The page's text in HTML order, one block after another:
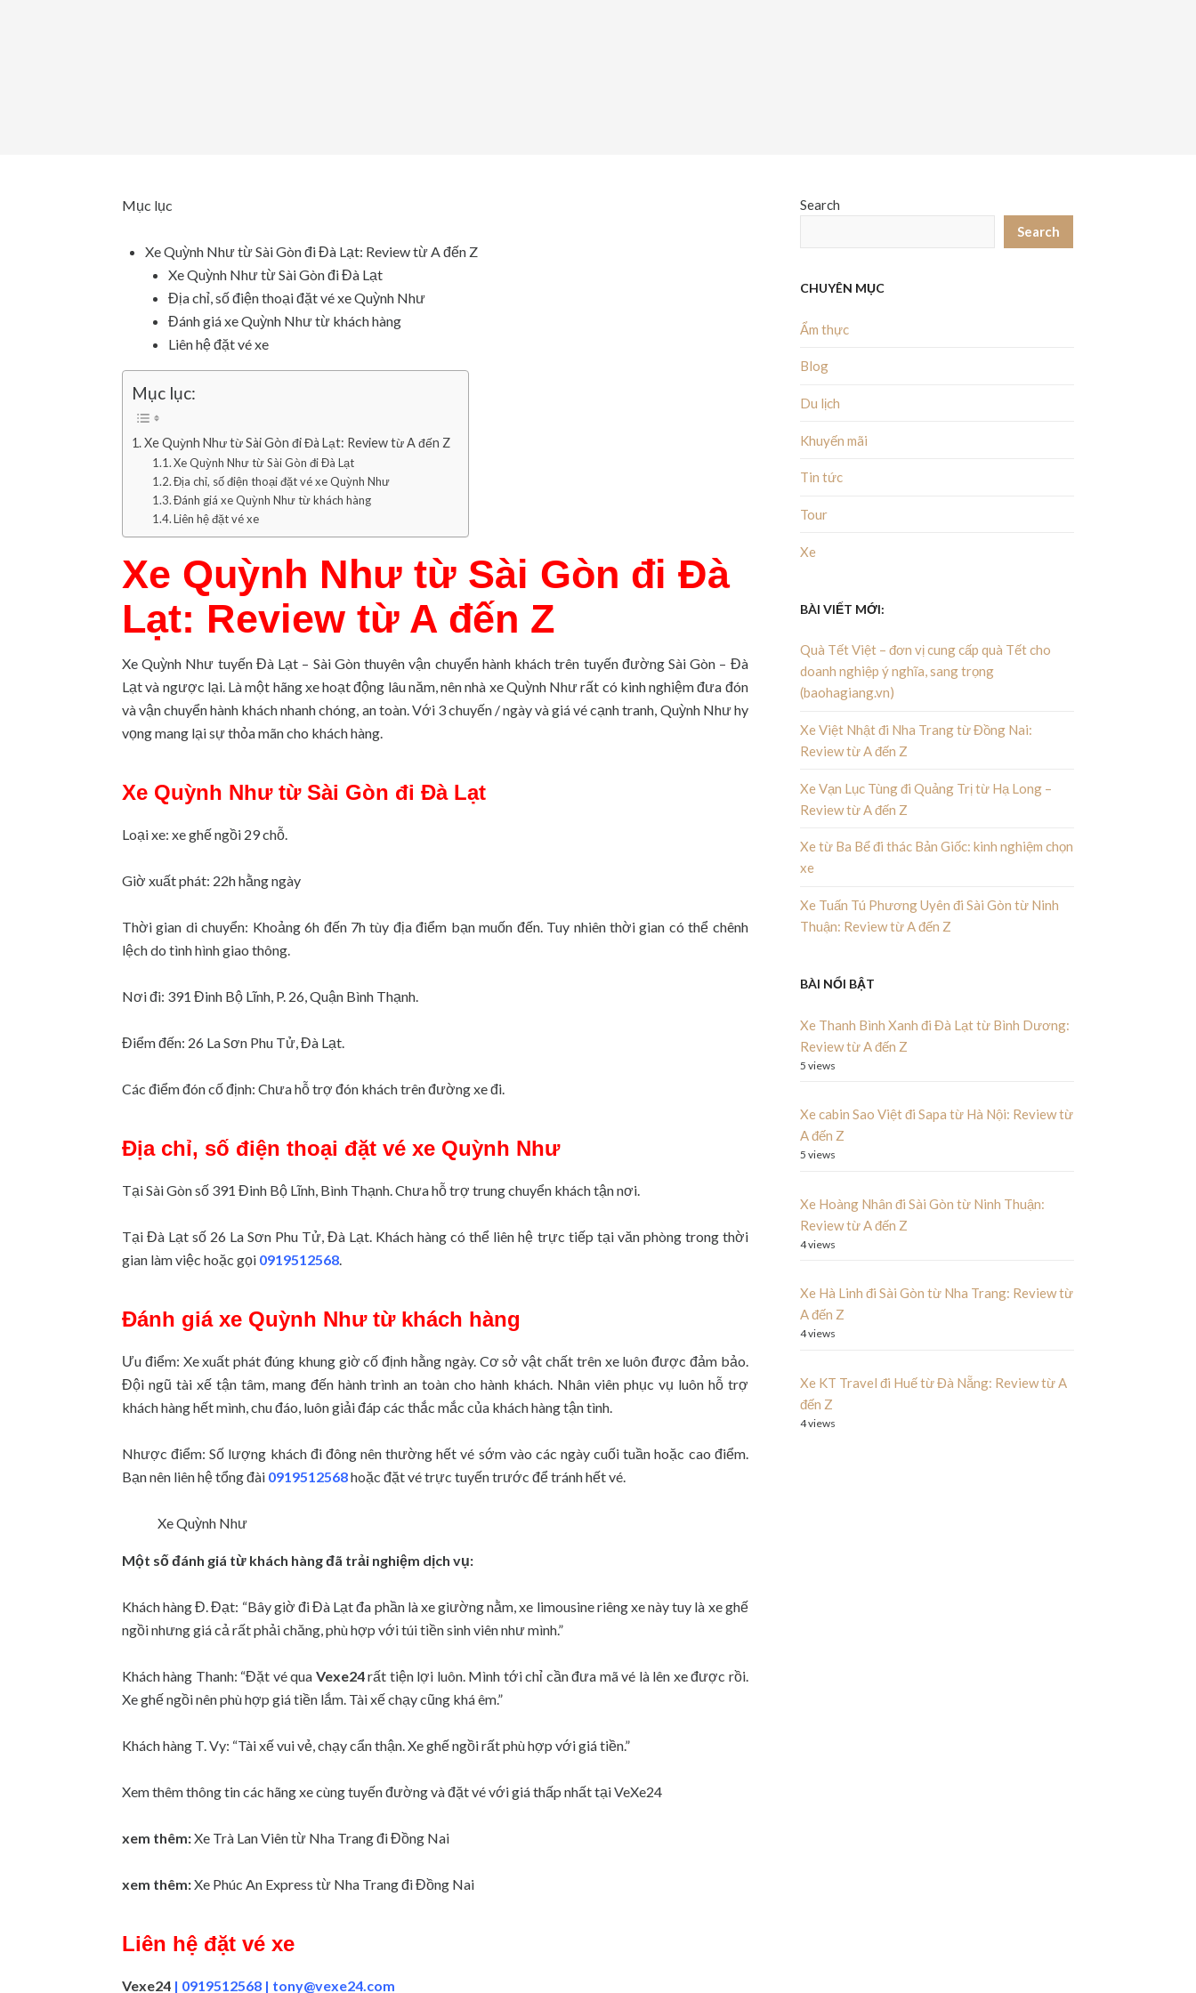
Mục lục
Xe Quỳnh Như từ Sài Gòn đi Đà Lạt: Review từ A đến Z
Xe Quỳnh Như từ Sài Gòn đi Đà Lạt
Địa chỉ, số điện thoại đặt vé xe Quỳnh Như
Đánh giá xe Quỳnh Như từ khách hàng
Liên hệ đặt vé xe
Mục lục:
Xe Quỳnh Như từ Sài Gòn đi Đà Lạt: Review từ A đến Z
Xe Quỳnh Như từ Sài Gòn đi Đà Lạt
Địa chỉ, số điện thoại đặt vé xe Quỳnh Như
Đánh giá xe Quỳnh Như từ khách hàng
Liên hệ đặt vé xe
Xe Quỳnh Như từ Sài Gòn đi Đà
Lạt: Review từ A đến Z
Xe Quỳnh Như tuyến Đà Lạt – Sài Gòn thuyên vận chuyển hành khách trên tuyến đường Sài Gòn – Đà
Lạt và ngược lại. Là một hãng xe hoạt động lâu năm, nên nhà xe Quỳnh Như rất có kinh nghiệm đưa đón
và vận chuyển hành khách nhanh chóng, an toàn. Với 3 chuyến / ngày và giá vé cạnh tranh, Quỳnh Như hy
vọng mang lại sự thỏa mãn cho khách hàng.
Xe Quỳnh Như từ Sài Gòn đi Đà Lạt
Loại xe: xe ghế ngồi 29 chỗ.
Giờ xuất phát: 22h hằng ngày
Thời gian di chuyển: Khoảng 6h đến 7h tùy địa điểm bạn muốn đến. Tuy nhiên thời gian có thể chênh
lệch do tình hình giao thông.
Nơi đi: 391 Đinh Bộ Lĩnh, P. 26, Quận Bình Thạnh.
Điểm đến: 26 La Sơn Phu Tử, Đà Lạt.
Các điểm đón cố định: Chưa hỗ trợ đón khách trên đường xe đi.
Địa chỉ, số điện thoại đặt vé xe Quỳnh Như
Tại Sài Gòn số 391 Đinh Bộ Lĩnh, Bình Thạnh. Chưa hỗ trợ trung chuyển khách tận nơi.
Tại Đà Lạt số 26 La Sơn Phu Tử, Đà Lạt. Khách hàng có thể liên hệ trực tiếp tại văn phòng trong thời
gian làm việc hoặc gọi 0919512568.
Đánh giá xe Quỳnh Như từ khách hàng
Ưu điểm: Xe xuất phát đúng khung giờ cố định hằng ngày. Cơ sở vật chất trên xe luôn được đảm bảo.
Đội ngũ tài xế tận tâm, mang đến hành trình an toàn cho hành khách. Nhân viên phục vụ luôn hỗ trợ
khách hàng hết mình, chu đáo, luôn giải đáp các thắc mắc của khách hàng tận tình.
Nhược điểm: Số lượng khách đi đông nên thường hết vé sớm vào các ngày cuối tuần hoặc cao điểm.
Bạn nên liên hệ tổng đài 0919512568hoặc đặt vé trực tuyến trước để tránh hết vé.
Xe Quỳnh Như
Một số đánh giá từ khách hàng đã trải nghiệm dịch vụ:
Khách hàng Đ. Đạt: “Bây giờ đi Đà Lạt đa phần là xe giường nằm, xe limousine riêng xe này tuy là xe ghế
ngồi nhưng giá cả rất phải chăng, phù hợp với túi tiền sinh viên như mình.”
Khách hàng Thanh: “Đặt vé qua Vexe24rất tiện lợi luôn. Mình tới chỉ cần đưa mã vé là lên xe được rồi.
Xe ghế ngồi nên phù hợp giá tiền lắm. Tài xế chạy cũng khá êm.”
Khách hàng T. Vy: “Tài xế vui vẻ, chạy cẩn thận. Xe ghế ngồi rất phù hợp với giá tiền.”
Xem thêm thông tin các hãng xe cùng tuyến đường và đặt vé với giá thấp nhất tại VeXe24
xem thêm:Xe Trà Lan Viên từ Nha Trang đi Đồng Nai
xem thêm:Xe Phúc An Express từ Nha Trang đi Đồng Nai
Liên hệ đặt vé xe
Vexe24 | 0919512568 | tony@vexe24.com
Search
Search
CHUYÊN MỤC
Ẩm thực
Blog
Du lịch
Khuyến mãi
Tin tức
Tour
Xe
BÀI VIẾT MỚI:
Quà Tết Việt – đơn vị cung cấp quà Tết cho
doanh nghiệp ý nghĩa, sang trọng
(baohagiang.vn)
Xe Việt Nhật đi Nha Trang từ Đồng Nai:
Review từ A đến Z
Xe Vạn Lục Tùng đi Quảng Trị từ Hạ Long –
Review từ A đến Z
Xe từ Ba Bể đi thác Bản Giốc: kinh nghiệm chọn
xe
Xe Tuấn Tú Phương Uyên đi Sài Gòn từ Ninh
Thuận: Review từ A đến Z
BÀI NỔI BẬT
Xe Thanh Bình Xanh đi Đà Lạt từ Bình Dương:
Review từ A đến Z
5 views
Xe cabin Sao Việt đi Sapa từ Hà Nội: Review từ
A đến Z
5 views
Xe Hoàng Nhân đi Sài Gòn từ Ninh Thuận:
Review từ A đến Z
4 views
Xe Hà Linh đi Sài Gòn từ Nha Trang: Review từ
A đến Z
4 views
Xe KT Travel đi Huế từ Đà Nẵng: Review từ A
đến Z
4 views